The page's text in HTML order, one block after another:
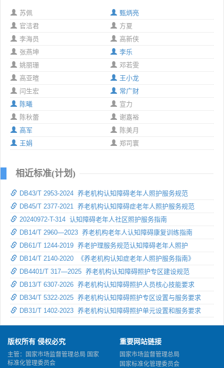
苏佩
甄炳亮
官洁君
方夏
李海员
高新侠
张燕坤
李乐
姚丽珊
邓若雯
高亚暄
王小龙
闫生宏
常广财
陈曦
宣力
陈秋蕾
谢嘉裕
高军
陈美月
王娟
郑司寰
相近标准(计划)
DB43/T 2953-2024 养老机构认知障碍老年人照护服务规范
DB45/T 2377-2021 养老机构认知障碍症老年人照护服务规范
20240972-T-314 认知障碍老年人社区照护服务指南
DB14/T 2960—2023 养老机构老年人认知障碍康复训练指南
DB61/T 1244-2019 养老护理服务规范认知障碍老年人照护
DB14/T 2140-2020 《养老机构认知症老年人照护服务指南》
DB4401/T 317—2025 养老机构认知障碍照护专区建设规范
DB13/T 6307-2026 养老机构认知障碍照护人员核心技能要求
DB34/T 5322-2025 养老机构认知障碍照护专区设置与服务要求
DB31/T 1402-2023 养老机构认知障碍照护单元设置和服务要求
版权所有 侵权必究
主管：国家市场监督管理总局 国家
标准化管理委员会
重要网站链接
国家市场监督管理总局
国家标准化管理委员会